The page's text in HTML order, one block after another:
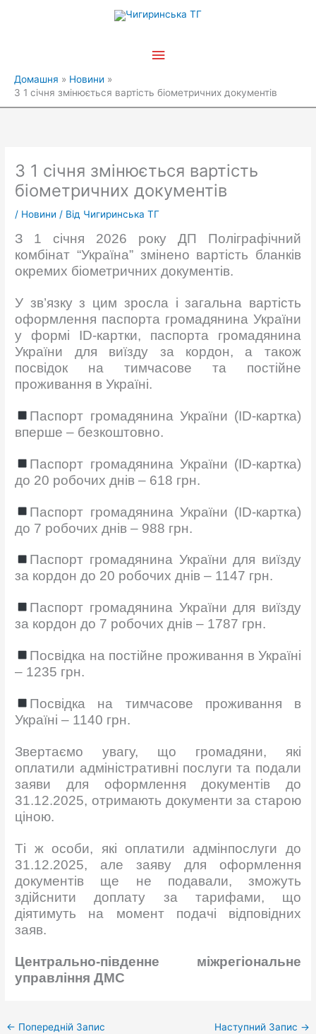
Головне
Домашня
Новини
З 1 січня змінюється вартість біометричних документів
З 1 січня змінюється вартість
біометричних документів
/ Новини / Від Чигиринська ТГ
З 1 січня 2026 року ДП Поліграфічний
комбінат “Україна” змінено вартість бланків
окремих біометричних документів.
У зв’язку з цим зросла і загальна вартість
оформлення паспорта громадянина України
у формі ID-картки, паспорта громадянина
України для виїзду за кордон, а також
посвідок на тимчасове та постійне
проживання в Україні.
Паспорт громадянина України (ID-картка)
вперше – безкоштовно.
Паспорт громадянина України (ID-картка)
до 20 робочих днів – 618 грн.
Паспорт громадянина України (ID-картка)
до 7 робочих днів – 988 грн.
Паспорт громадянина України для виїзду
за кордон до 20 робочих днів – 1147 грн.
Паспорт громадянина України для виїзду
за кордон до 7 робочих днів – 1787 грн.
Посвідка на постійне проживання в Україні
– 1235 грн.
Посвідка на тимчасове проживання в
Україні – 1140 грн.
Звертаємо увагу, що громадяни, які
оплатили адміністративні послуги та подали
заяви для оформлення документів до
31.12.2025, отримають документи за старою
ціною.
Ті ж особи, які оплатили адмінпослуги до
31.12.2025, але заяву для оформлення
документів ще не подавали, зможуть
здійснити доплату за тарифами, що
діятимуть на момент подачі відповідних
заяв.
Центрально-південне міжрегіональне
управління ДМС
← Попередній Запис Наступний Запис →